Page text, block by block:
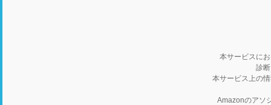
本サービスに
診
本サービス上の
Amazonのアソ